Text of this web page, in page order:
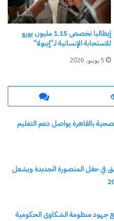
اشتراك
إيطاليا تخصص 1.15 مليون يورو
للاستجابة الإنسانية لـ”إيبولا”
5 يونيو، 2026
بالقاهرة يواصل دعم التعليم
في حفل المنصورة الجديدة ويشعل
جهود منظومة الشكاوى الحكومية